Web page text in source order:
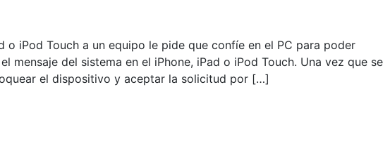
o iPod Touch a un equipo le pide que confíe en el PC para poder
mensaje del sistema en el iPhone, iPad o iPod Touch. Una vez que se
el dispositivo y aceptar la solicitud por […]